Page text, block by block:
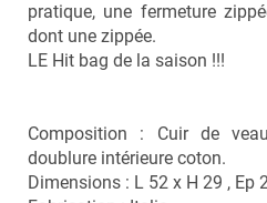
Nos
pratique, une fermeture
dont une zippée.
LE Hit bag de la saison !!!
Composition : Cuir de
doublure intérieure coton.
Dimensions : L 52 x H 29 , Ep